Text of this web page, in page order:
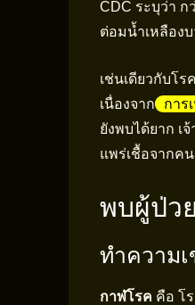
CDC ระบุว่า ก
ต่อมน้ำเหลือง
เช่นเดียวกับโ
เนื่องจาก
การ
ยังพบได้ยาก เ
แพร่เชื้อจากค
พบผู้ป่ว
ทำความ
กาฬโรค คือ โ